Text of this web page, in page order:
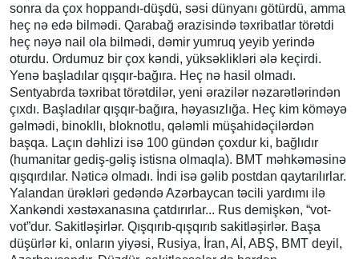
sonra da çox hoppandı-düşdü, səsi dünyanı götürdü, amma
heç nə edə bilmədi. Qarabağ ərazisində təxribatlar törətdi
heç nəyə nail ola bilmədi, dəmir yumruq yeyib yerində
oturdu. Ordumuz bir çox kəndi, yüksəklikləri ələ keçirdi.
Yenə başladılar qışqır-bağıra. Heç nə hasil olmadı.
Sentyabrda təxribat törətdilər, yeni ərazilər nəzarətlərindən
çıxdı. Başladılar qışqır-bağıra, həyasızlığa. Heç kim köməyə
gəlmədi, binokllı, bloknotlu, qələmli müşahidəçilərdən
başqa. Laçın dəhlizi isə 100 gündən çoxdur ki, bağlıdır
(humanitar gediş-gəliş istisna olmaqla). BMT məhkəməsinə
qışqırdılar. Nəticə olmadı. İndi isə gəlib postdan qaytarılırlar.
Yalandan ürəkləri gedəndə Azərbaycan təcili yardımı ilə
Xankəndi xəstəxanasına çatdırırlar... Rus demişkən, “vot-
vot”dur. Sakitləşirlər. Qışqırıb-qışqırıb sakitləşirlər. Başa
düşürlər ki, onların yiyəsi, Rusiya, İran, Aİ, ABŞ, BMT deyil,